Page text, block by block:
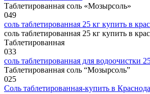
Таблетированная соль «Мозырсоль»
049
соль таблетированная 25 кг купить в
соль таблетированная 25 кг купить в
Таблетированная
033
соль таблетированная для водоочистки
Таблетированная соль “Мозырсоль”
025
Соль таблетированная-купить в